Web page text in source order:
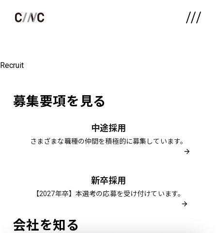
Recruit
募集要項を見る
中途採用
さまざまな職種の仲間を積極的に募集しています。
新卒採用
【2027年卒】本選考の応募を受け付けています。
会社を知る